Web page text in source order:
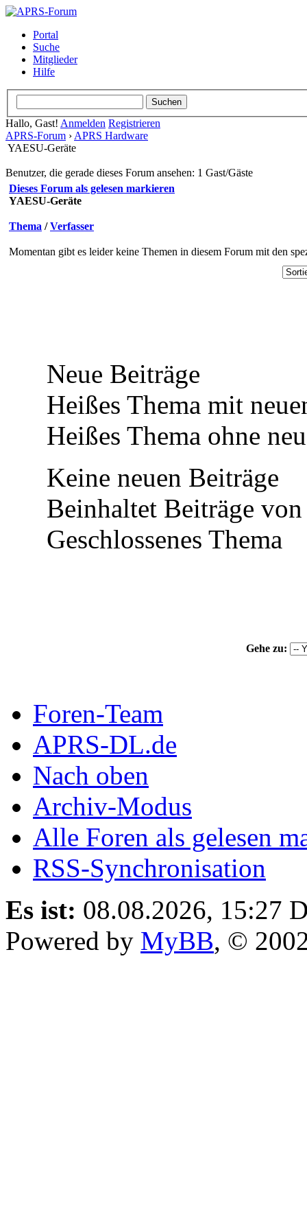
Portal
Suche
Mitglieder
Hilfe
Hallo, Gast! Anmelden Registrieren
APRS-Forum › APRS Hardware
YAESU-Geräte
Benutzer, die gerade dieses Forum ansehen: 1 Gast/Gäste
Dieses Forum als gelesen markieren
YAESU-Geräte
Thema /Verfasser
Momentan gibt es leider keine Themen in diesem Forum mit den
Neue Beiträge
Heißes Thema mit
Heißes Thema ohne
Keine neuen Beiträge
Beinhaltet Beiträge
Geschlossenes Thema
Gehe zu:
Foren-Team
APRS-DL.de
Nach oben
Archiv-Modus
Alle Foren als gelesen
RSS-Synchronisation
Es ist: 08.08.2026, 15:27
Powered by MyBB, ©